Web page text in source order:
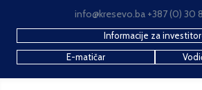
info@kresevo.ba +387 (0) 30
Informacije za
E-matičar